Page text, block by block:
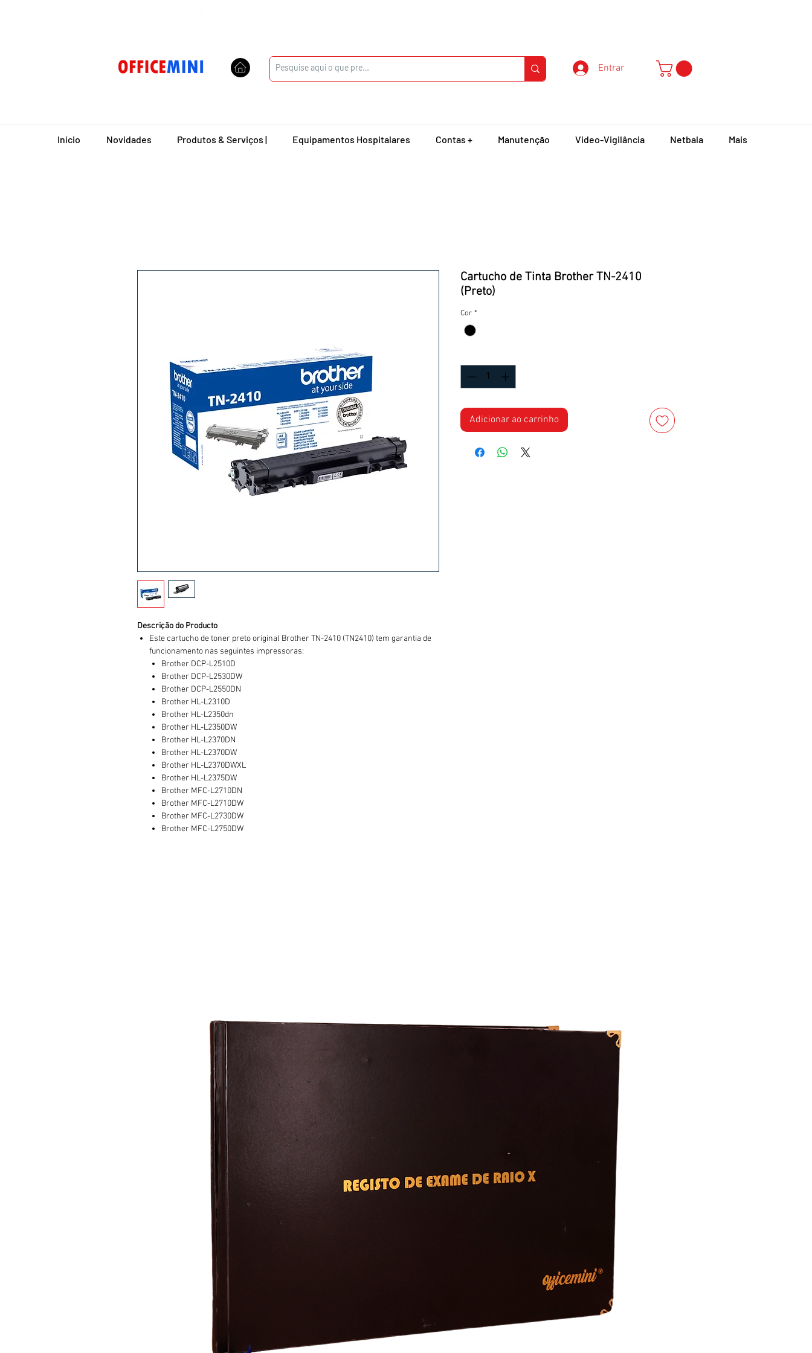
Entrar
Início Novidades Produtos & Serviços | Equipamentos Hospitalares Contas + Manutenção Video-Vigilância Netbala Mais
Descrição do Producto
Este cartucho de toner preto original Brother TN-2410 (TN2410) tem garantia de
funcionamento nas seguintes impressoras:
Brother DCP-L2510D
Brother DCP-L2530DW
Brother DCP-L2550DN
Brother HL-L2310D
Brother HL-L2350dn
Brother HL-L2350DW
Brother HL-L2370DN
Brother HL-L2370DW
Brother HL-L2370DWXL
Brother HL-L2375DW
Brother MFC-L2710DN
Brother MFC-L2710DW
Brother MFC-L2730DW
Brother MFC-L2750DW
Cartucho de Tinta Brother TN-2410
(Preto)
Cor *
Adicionar ao carrinho